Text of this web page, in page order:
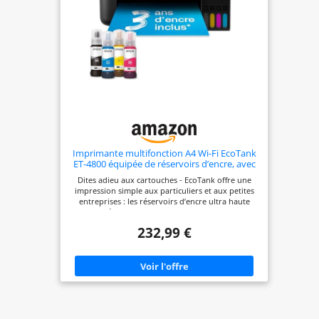
ainsi qu’à des vitesses d’impression pouvant
atteindre 10 pages par minute*, vous pouvez
effectuer rapidement plusieurs tâches en toute
simplicité. * Voir epson.fr/ecotankfootnotes
Imprimante multifonction A4 Wi-Fi EcoTank
ET-4800 équipée de réservoirs d’encre, avec
jusqu’à 3 ans d’encre inclus
Dites adieu aux cartouches - EcoTank offre une
impression simple aux particuliers et aux petites
entreprises : les réservoirs d’encre ultra haute
capacité sont facilement rechargeables et les
plus se tromper de couleur en remplissant le
imprimante multifonction vous permet
d’économiser jusqu’à 90 % sur les coûts de l’encre*
et elle est livrée avec l’équivalent de jusqu’à 3 ans
d’encre* - Un jeu de bouteilles d’encre permet
232,99 €